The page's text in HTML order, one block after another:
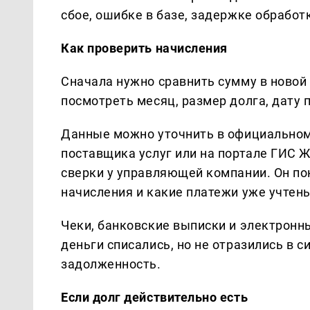
сбое, ошибке в базе, задержке
Как проверить начисления
Сначала нужно сравнить сумму в
посмотреть месяц, размер долга, дату
Данные можно уточнить в
поставщика услуг или на портале ГИС
сверки у управляющей компании. Он
начисления и какие платежи уже
Чеки, банковские выписки и
деньги списались, но не отразились в
задолженность.
Если долг действительно есть